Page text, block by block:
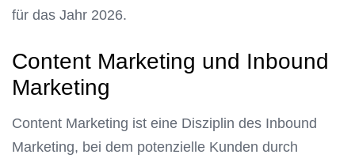
für das Jahr 2026.
Content Marketing und Inbound
Marketing
Content Marketing ist eine Disziplin des Inbound
Marketing, bei dem potenzielle Kunden durch